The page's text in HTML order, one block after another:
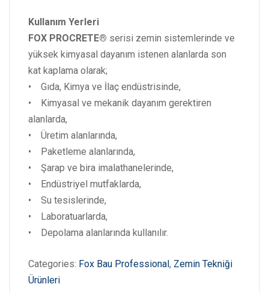
Kullanım Yerleri
FOX PROCRETE® serisi zemin sistemlerinde ve
yüksek kimyasal dayanım istenen alanlarda son
kat kaplama olarak;
• Gıda, Kimya ve İlaç endüstrisinde,
• Kimyasal ve mekanik dayanım gerektiren
alanlarda,
• Üretim alanlarında,
• Paketleme alanlarında,
• Şarap ve bira imalathanelerinde,
• Endüstriyel mutfaklarda,
• Su tesislerinde,
• Laboratuarlarda,
• Depolama alanlarında kullanılır.
Categories: Fox Bau Professional, Zemin Tekniği
Ürünleri